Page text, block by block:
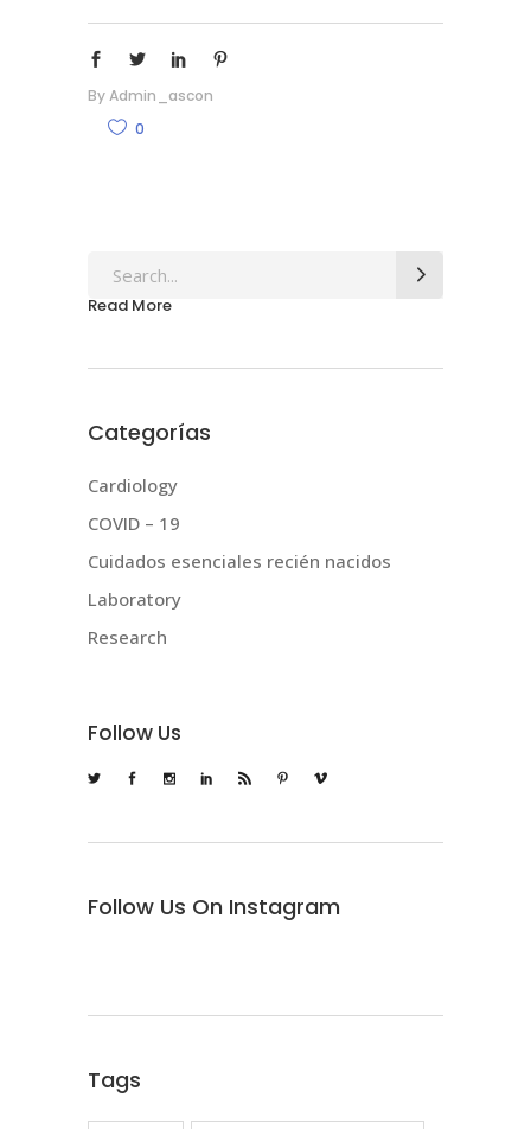
ByAdmin_ascon
0
Search
for:
Read More
Categorías
Cardiology
COVID – 19
Cuidados esenciales recién nacidos
Laboratory
Research
Follow Us
Follow Us On Instagram
Tags